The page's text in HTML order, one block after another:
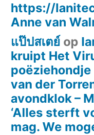
https://
Anne van
แป๊ปสเตย์ op
kruipt Het
van der
avondklok –
‘Alles sterft
mag. We